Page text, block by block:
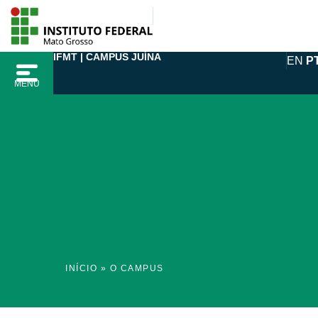
para
conteúdo
MENU
IFMT | CAMPUS JUÍNA EN
INÍCIO » O CAMPUS